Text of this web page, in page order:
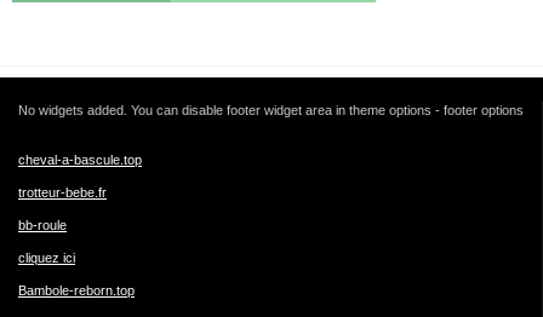
No widgets added. You can disable footer widget area in theme options - footer options
cheval-a-bascule.top
trotteur-bebe.fr
bb-roule
cliquez ici
Bambole-reborn.top